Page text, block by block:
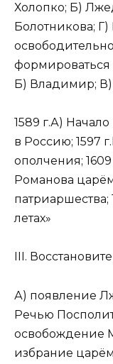
Холопко; Б)
Болотникова;
формироваться
Б) Владимир;
1589 г.А)
в Россию; 1597
ополчения;
Романова
патриаршества;
летах»
III.
А) появление
Речью
освобождение
избрание